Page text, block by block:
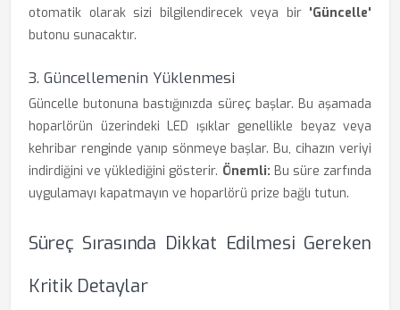
otomatik olarak sizi bilgilendirecek veya bir 'Güncelle'
butonu sunacaktır.
3. Güncellemenin Yüklenmesi
Güncelle butonuna bastığınızda süreç başlar. Bu aşamada
hoparlörün üzerindeki LED ışıklar genellikle beyaz veya
kehribar renginde yanıp sönmeye başlar. Bu, cihazın veriyi
indirdiğini ve yüklediğini gösterir. Önemli: Bu süre zarfında
uygulamayı kapatmayın ve hoparlörü prize bağlı tutun.
Süreç Sırasında Dikkat Edilmesi Gereken
Kritik Detaylar